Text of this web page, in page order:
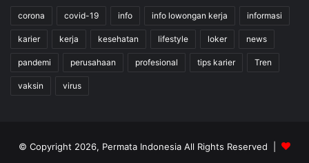
corona covid-19 info info lowongan kerja informasi
karier kerja kesehatan lifestyle loker news
pandemi perusahaan profesional tips karier Tren
vaksin virus
© Copyright 2026, Permata Indonesia All Rights Reserved |